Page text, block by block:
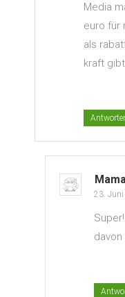
Media
euro für
als
kraft
23.